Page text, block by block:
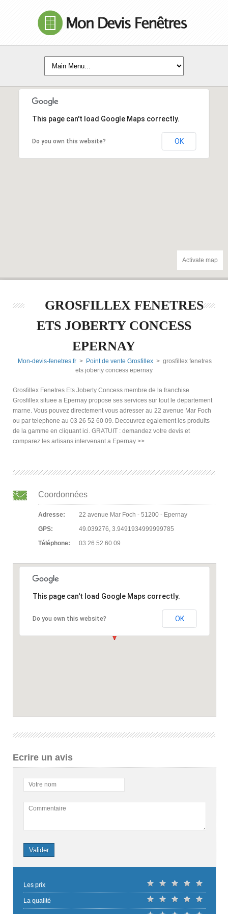
Activate map
This page can't load Google Maps correctly.
Do you own this website? OK
GROSFILLEX FENETRES
ETS JOBERTY CONCESS
EPERNAY
Mon-devis-fenetres.fr > Point de vente Grosfillex > grosfillex fenetres
ets joberty concess epernay
Grosfillex Fenetres Ets Joberty Concess membre de la franchise
Grosfillex situee a Epernay propose ses services sur tout le departement
marne. Vous pouvez directement vous adresser au 22 avenue Mar Foch
ou par telephone au 03 26 52 60 09. Decouvrez egalement les produits
de la gamme en cliquant ici. GRATUIT : demandez votre devis et
comparez les artisans intervenant a Epernay >>
Coordonnées
Adresse:
22 avenue Mar Foch - 51200 - Epernay
GPS:
49.039276, 3.9491934999999785
Téléphone:
03 26 52 60 09
This page can't load Google Maps correctly.
Do you own this website? OK
Ecrire un avis
Votre nom
Commentaire
Valider
Les prix
La qualité